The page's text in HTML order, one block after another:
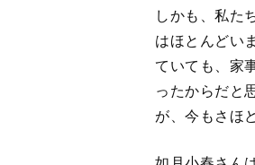
タイトルの『
りました。男
ワフルで素晴
だって、今回
うが現実的で